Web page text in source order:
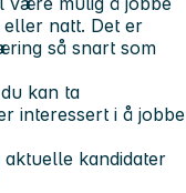
natt. Det er
så snart som
kan ta
interessert i å jobbe
kandidater